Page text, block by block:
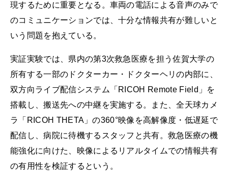
現するために重要となる。車両の電話による音声のみで
のコミュニケーションでは、十分な情報共有が難しいと
いう問題を抱えている。
実証実験では、県内の第3次救急医療を担う佐賀大学の
所有する一部のドクターカー・ドクターヘリの内部に、
双方向ライブ配信システム「RICOH Remote Field」を
搭載し、搬送先への中継を実施する。また、全天球カメ
ラ「RICOH THETA」の360°映像を高解像度・低遅延で
配信し、病院に待機するスタッフと共有。救急医療の機
能強化に向けた、映像によるリアルタイムでの情報共有
の有用性を検証するという。